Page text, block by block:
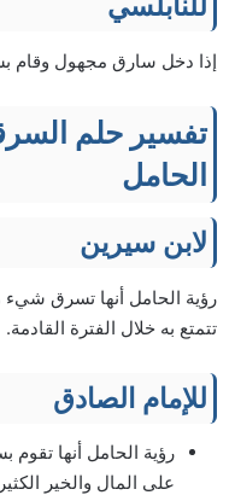
إذا دخل سارق مجهول وقام
تفسير حلم
الحامل
لابن سيرين
رؤية الحامل أنها تسرق شيء
تتمتع به خلال الفترة القادمة.
للإمام الصادق
رؤية الحامل أنها تقوم
على المال والخير